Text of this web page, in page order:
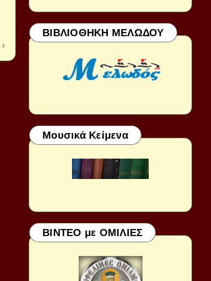
ΒΙΒΛΙΟΘΗΚΗ ΜΕΛΩΔΟΥ
Μουσικά Κείμενα
ΒΙΝΤΕΟ με ΟΜΙΛΙΕΣ